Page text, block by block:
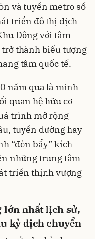
và tuyến metro số
triển đô thị dịch
Đông với tâm
thành biểu tượng
tầm quốc tế.
năm qua là minh
quan hệ hữu cơ
trình mở rộng
tuyến đường hay
“đòn bẩy” kích
những trung tâm
triển thịnh vượng
lớn nhất lịch sử,
kỳ dịch chuyển